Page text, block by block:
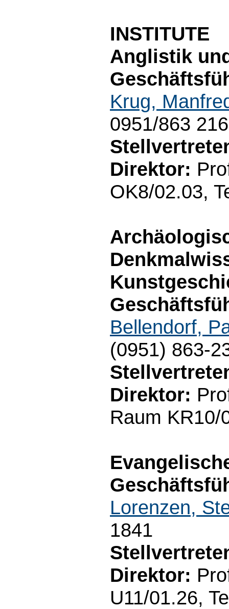
INSTITUTE
Anglistik
Krug,
0951/863
Direktor:
OK8/02.03,
Bellendorf,
(0951) 863-
Direktor:
Raum KR10/
Lorenzen,
1841
Direktor:
U11/01.26,